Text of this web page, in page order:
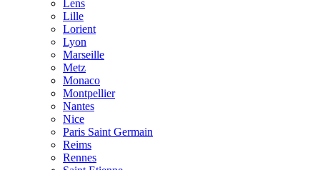
Lens
Lille
Lorient
Lyon
Marseille
Metz
Monaco
Montpellier
Nantes
Nice
Paris Saint Germain
Reims
Rennes